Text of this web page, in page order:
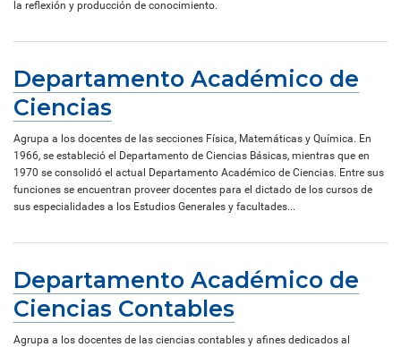
la reflexión y producción de conocimiento.
Departamento Académico de
Ciencias
Agrupa a los docentes de las secciones Física, Matemáticas y Química. En
1966, se estableció el Departamento de Ciencias Básicas, mientras que en
1970 se consolidó el actual Departamento Académico de Ciencias. Entre sus
funciones se encuentran proveer docentes para el dictado de los cursos de
sus especialidades a los Estudios Generales y facultades...
Departamento Académico de
Ciencias Contables
Agrupa a los docentes de las ciencias contables y afines dedicados al